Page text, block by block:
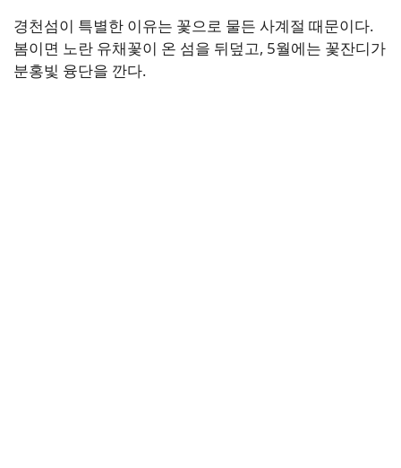
경천섬이 특별한 이유는 꽃으로 물든 사계절 때문이다.
봄이면 노란 유채꽃이 온 섬을 뒤덮고, 5월에는 꽃잔디가
분홍빛 융단을 깐다.